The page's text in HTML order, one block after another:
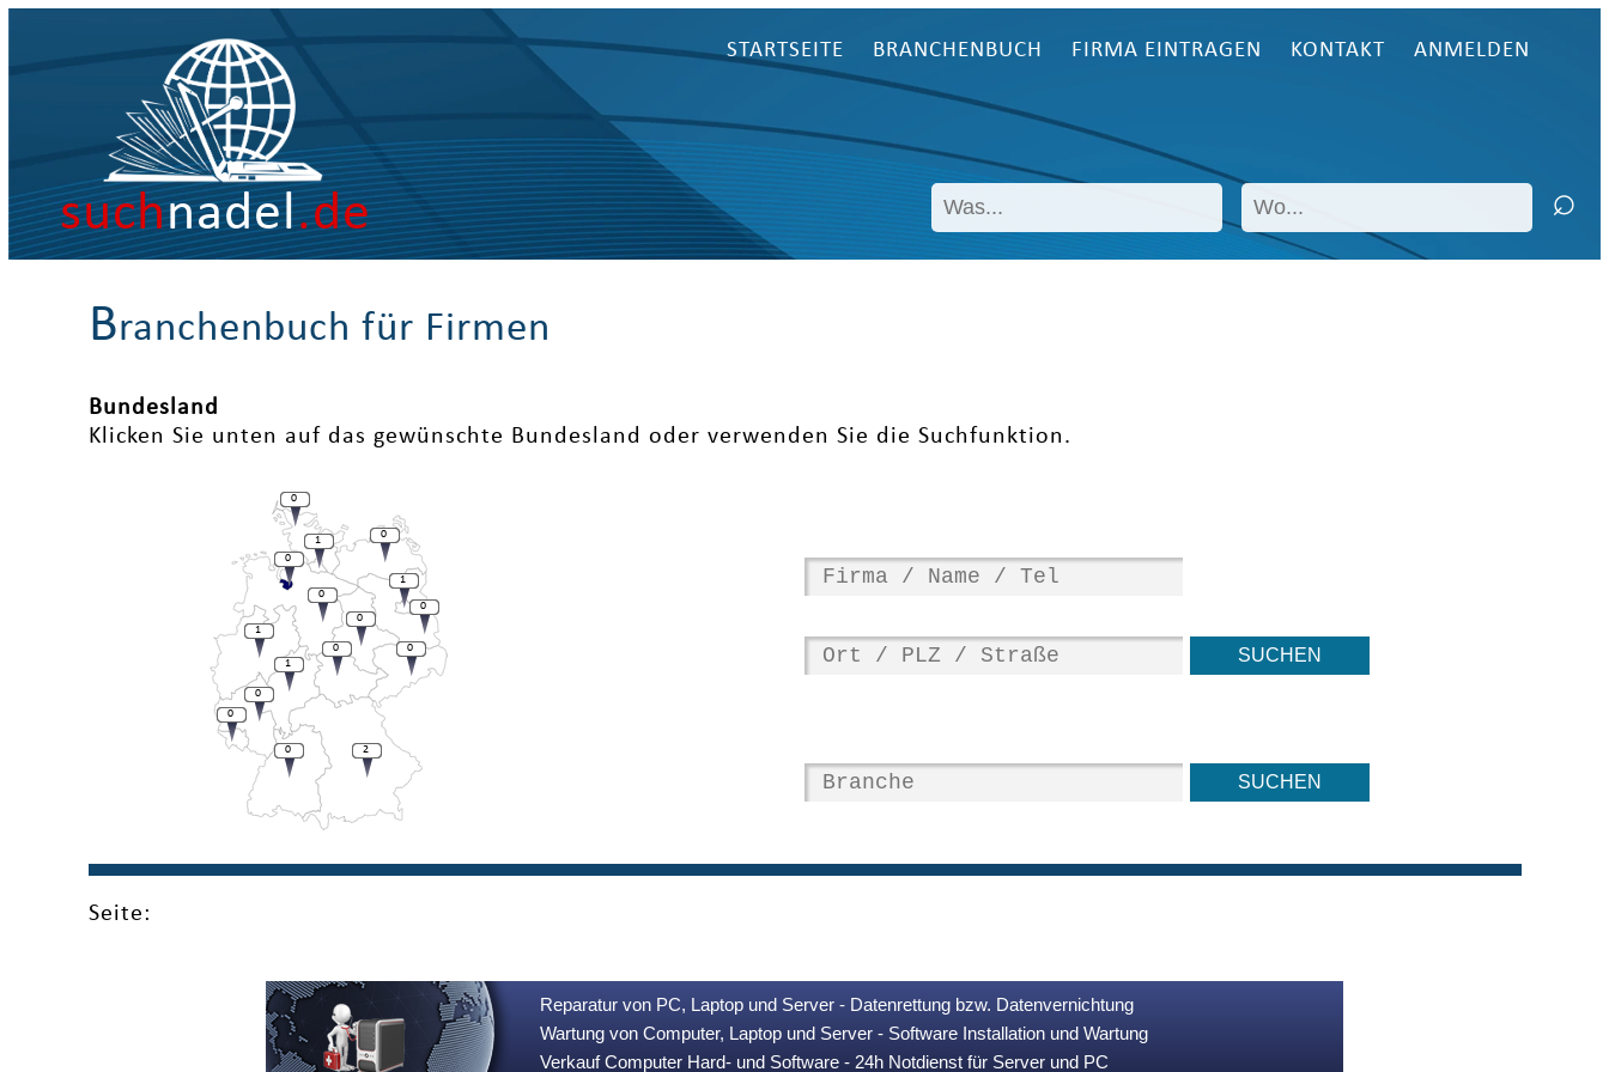
suchnadel.de
STARTSEITE BRANCHENBUCH FIRMA EINTRAGEN KONTAKT ANMELDEN
Branchenbuch für Firmen
Bundesland
Klicken Sie unten auf das gewünschte Bundesland oder verwenden Sie die Suchfunktion.
0
0
1
1
0
0
1
0
0
0
0
1
0
0
0
2
Seite:
Reparatur von PC, Laptop und Server - Datenrettung bzw. Datenvernichtung
Wartung von Computer, Laptop und Server - Software Installation und Wartung
Verkauf Computer Hard- und Software - 24h Notdienst für Server und PC